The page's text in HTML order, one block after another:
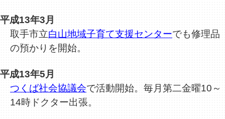
平成13年3月
取手市立白山地域子育て支援センターでも修理品
の預かりを開始。
平成13年5月
つくば社会協議会で活動開始。毎月第二金曜10～
14時ドクター出張。